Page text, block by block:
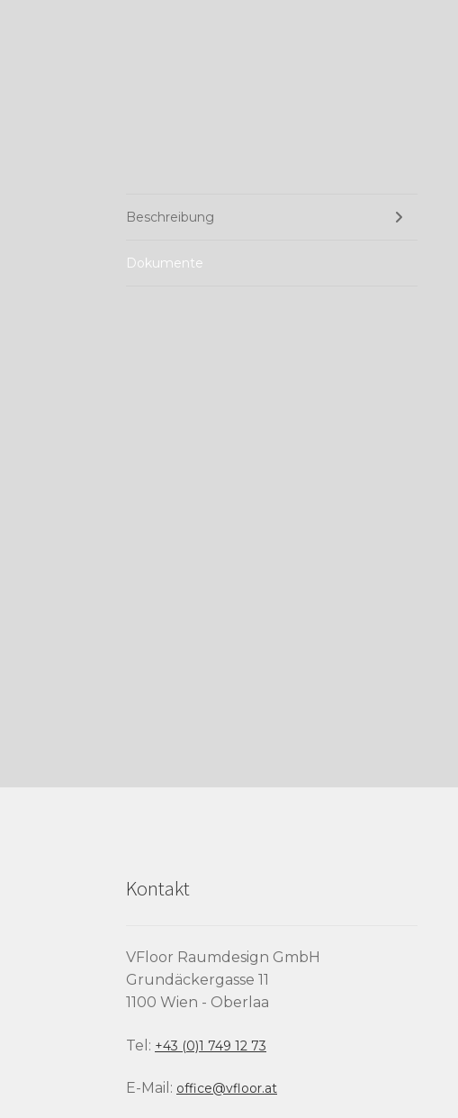
Beschreibung
Dokumente
Kontakt
VFloor Raumdesign GmbH
Grundäckergasse 11
1100 Wien - Oberlaa
Tel: +43 (0)1 749 12 73
E-Mail: office@vfloor.at